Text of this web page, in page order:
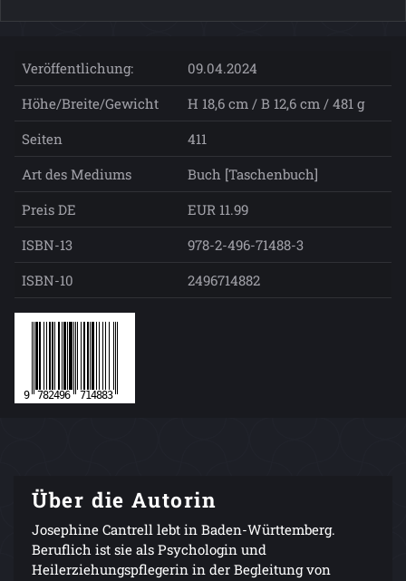
Veröffentlichung:
09.04.2024
Höhe/Breite/Gewicht
H 18,6 cm / B 12,6 cm / 481 g
Seiten
411
Art des Mediums
Buch [Taschenbuch]
Preis DE
EUR 11.99
ISBN-13
978-2-496-71488-3
ISBN-10
2496714882
Über die Autorin
Josephine Cantrell lebt in Baden-Württemberg.
Beruflich ist sie als Psychologin und
Heilerziehungspflegerin in der Begleitung von